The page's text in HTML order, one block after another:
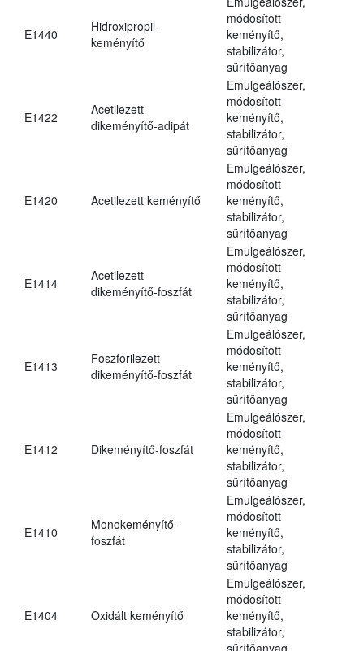
E1440
Hidroxipropil-
keményítő
módosított
keményítő,
stabilizátor,
sűrítőanyag
E1422
Acetilezett
dikeményítő-adipát
Emulgeálószer,
módosított
keményítő,
stabilizátor,
sűrítőanyag
E1420 Acetilezett keményítő
Emulgeálószer,
módosított
keményítő,
stabilizátor,
sűrítőanyag
E1414
Acetilezett
dikeményítő-foszfát
Emulgeálószer,
módosított
keményítő,
stabilizátor,
sűrítőanyag
E1413
Foszforilezett
dikeményítő-foszfát
Emulgeálószer,
módosított
keményítő,
stabilizátor,
sűrítőanyag
E1412 Dikeményítő-foszfát
Emulgeálószer,
módosított
keményítő,
stabilizátor,
sűrítőanyag
E1410
Monokeményítő-
foszfát
Emulgeálószer,
módosított
keményítő,
stabilizátor,
sűrítőanyag
E1404 Oxidált keményítő
Emulgeálószer,
módosított
keményítő,
stabilizátor,
sűrítőanyag